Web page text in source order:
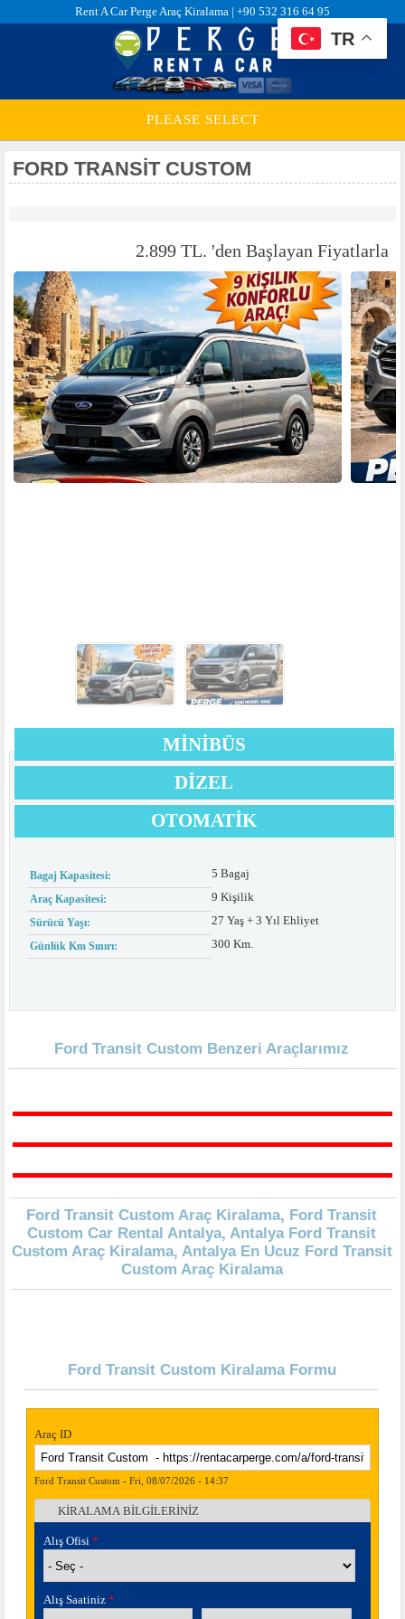
Rent A Car Perge Araç Kiralama | +90 532 316 64 95
PLEASE SELECT
FORD TRANSIT CUSTOM
2.899 TL. 'den Başlayan Fiyatlarla
MİNİBÜS
DIZEL
OTOMATIK
Bagaj Kapasitesi: 5 Bagaj
Araç Kapasitesi: 9 Kişilik
Sürücü Yaşı: 27 Yaş + 3 Yıl Ehliyet
Günlük Km Sınırı: 300 Km.
Ford Transit Custom Benzeri Araçlarımız
Ford Transit Custom Araç Kiralama, Ford Transit
Custom Car Rental Antalya, Antalya Ford Transit
Custom Araç Kiralama, Antalya En Ucuz Ford Transit
Custom Araç Kiralama
TR
Ford Transit Custom Kiralama Formu
Araç ID
Ford Transit Custom - Fri, 08/07/2026 - 14:37
Gizle
KİRALAMA BİLGİLERİNİZ
Alış Ofisi *
Alış Saatiniz *